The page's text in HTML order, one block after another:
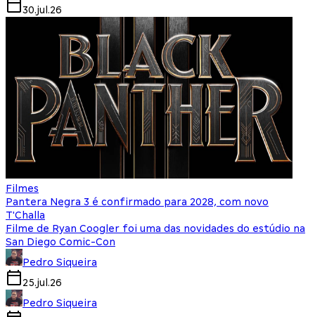
30.jul.26
Filmes
Pantera Negra 3 é confirmado para 2028, com novo
T'Challa
Filme de Ryan Coogler foi uma das novidades do estúdio na
San Diego Comic-Con
Pedro Siqueira
25.jul.26
Pedro Siqueira